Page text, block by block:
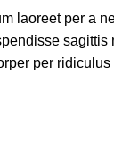
laoreet per a
per